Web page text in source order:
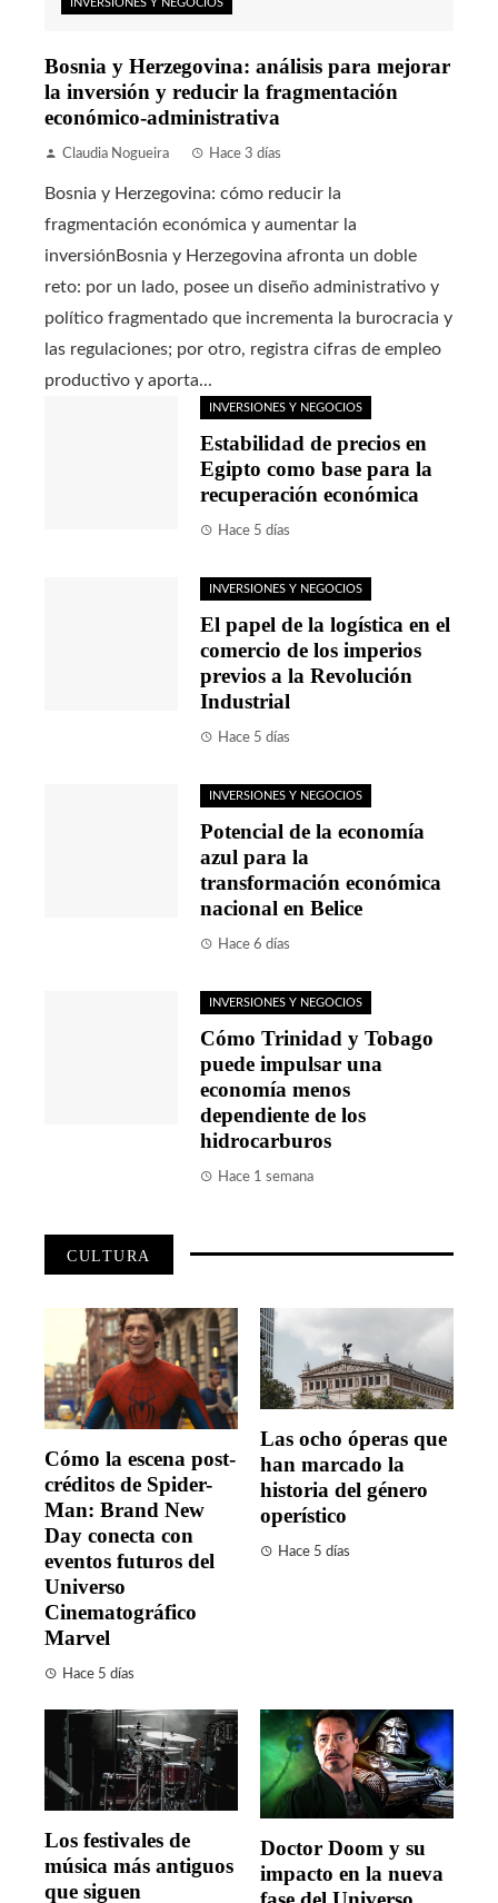
INVERSIONES Y NEGOCIOS
Bosnia y Herzegovina: análisis para mejorar
la inversión y reducir la fragmentación
económico-administrativa
Claudia Nogueira Hace 3 días
Bosnia y Herzegovina: cómo reducir la
fragmentación económica y aumentar la
inversiónBosnia y Herzegovina afronta un doble
reto: por un lado, posee un diseño administrativo y
político fragmentado que incrementa la burocracia y
las regulaciones; por otro, registra cifras de empleo
productivo y aporta...
INVERSIONES Y NEGOCIOS
Estabilidad de precios en
Egipto como base para la
recuperación económica
Hace 5 días
INVERSIONES Y NEGOCIOS
El papel de la logística en el
comercio de los imperios
previos a la Revolución
Industrial
Hace 5 días
INVERSIONES Y NEGOCIOS
Potencial de la economía
azul para la
transformación económica
nacional en Belice
Hace 6 días
INVERSIONES Y NEGOCIOS
Cómo Trinidad y Tobago
puede impulsar una
economía menos
dependiente de los
hidrocarburos
Hace 1 semana
CULTURA
Cómo la escena post-
créditos de Spider-
Man: Brand New
Day conecta con
eventos futuros del
Universo
Cinematográfico
Marvel
Hace 5 días
Las ocho óperas que
han marcado la
historia del género
operístico
Hace 5 días
Los festivales de
música más antiguos
que siguen
Doctor Doom y su
impacto en la nueva